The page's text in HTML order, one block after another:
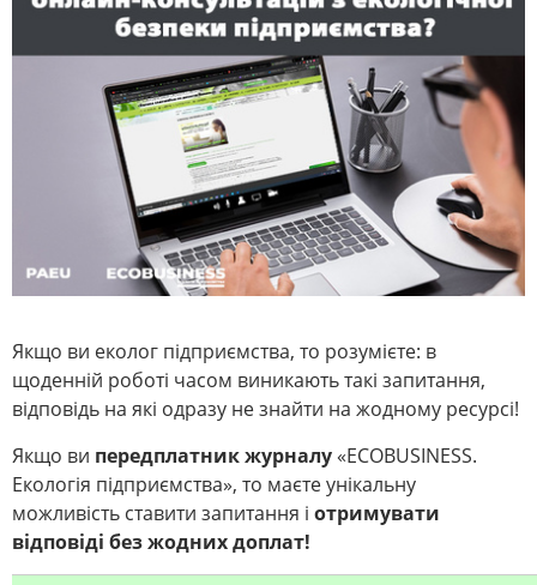
Якщо ви еколог підприємства, то розумієте: в
щоденній роботі часом виникають такі запитання,
відповідь на які одразу не знайти на жодному ресурсі!
Якщо ви передплатник журналу «ECOBUSINESS.
Екологія підприємства», то маєте унікальну
можливість ставити запитання і отримувати
відповіді без жодних доплат!